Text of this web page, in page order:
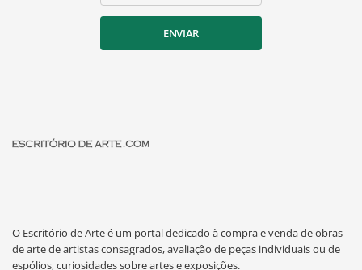
ENVIAR
O Escritório de Arte é um portal dedicado à compra e venda de obras
de arte de artistas consagrados, avaliação de peças individuais ou de
espólios, curiosidades sobre artes e exposições.